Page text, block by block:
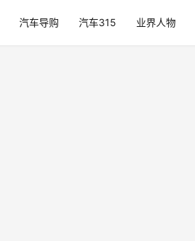
汽车导购 汽车315 业界人物